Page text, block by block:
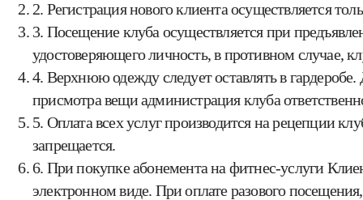
2. Регистрация нового клиента осуществляется
3. Посещение клуба осуществляется при
удостоверяющего личность, в противном случае,
4. Верхнюю одежду следует оставлять в
присмотра вещи администрация клуба
5. Оплата всех услуг производится на рецепции
запрещается.
6. При покупке абонемента на фитнес-услуги
электронном виде. При оплате разового